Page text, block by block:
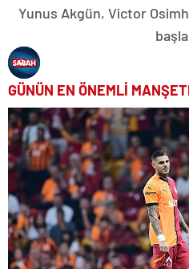
Yunus Akgün, Victor
GÜNÜN EN ÖNEMLİ